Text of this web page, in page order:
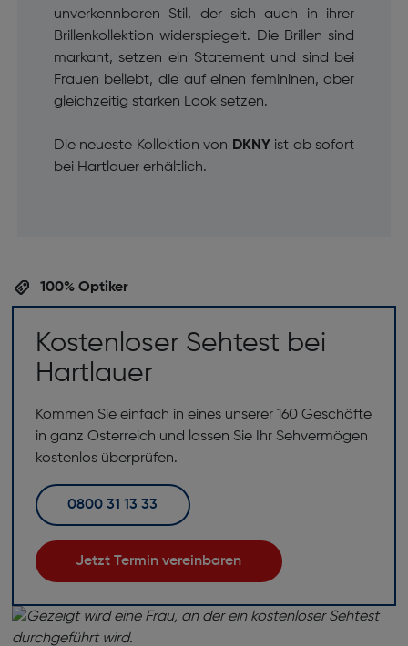
unverkennbaren Stil, der sich auch in ihrer
Brillenkollektion widerspiegelt. Die Brillen sind
markant, setzen ein Statement und sind bei
Frauen beliebt, die auf einen femininen, aber
gleichzeitig starken Look setzen.
Die neueste Kollektion von DKNY ist ab sofort
bei Hartlauer erhältlich.
100% Optiker
Kostenloser Sehtest bei
Hartlauer
Kommen Sie einfach in eines unserer 160 Geschäfte
in ganz Österreich und lassen Sie Ihr Sehvermögen
kostenlos überprüfen.
0800 31 13 33
Jetzt Termin vereinbaren